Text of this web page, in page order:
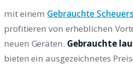
mit einem Gebrauchte
profitieren von erheblichen
neuen Geräten. Gebrauchte
bieten ein ausgezeichnetes